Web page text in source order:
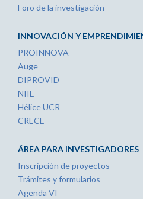
Foro de la investigación
INNOVACIÓN Y
PROINNOVA
Auge
DIPROVID
NIIE
Hélice UCR
CRECE
ÁREA PARA INVESTIGADORES
Inscripción de proyectos
Trámites y formularios
Agenda VI